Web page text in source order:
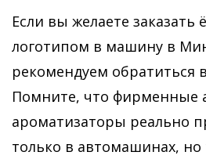
Если вы желаете заказать
логотипом в машину в
рекомендуем
Помните, что фирменные
ароматизаторы реально
только в автомашинах, но